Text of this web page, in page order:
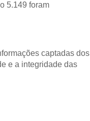
5.149 foram
captadas dos
e a integridade das